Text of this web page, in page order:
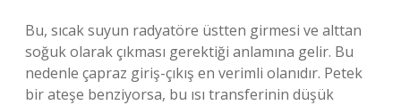
Bu, sıcak suyun radyatöre üstten girmesi ve alttan
soğuk olarak çıkması gerektiği anlamına gelir. Bu
nedenle çapraz giriş-çıkış en verimli olanıdır. Petek
bir ateşe benziyorsa, bu ısı transferinin düşük